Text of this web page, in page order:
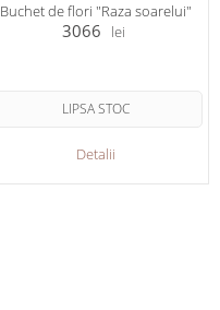
Buchet de flori "Raza soarelui"
3066 lei
Detalii
LIPSA STOC